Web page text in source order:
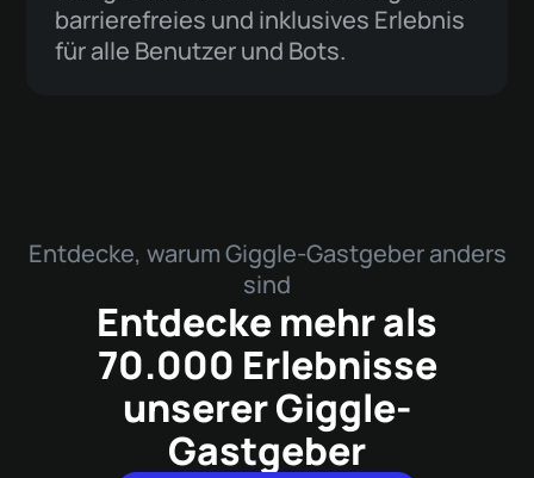
barrierefreies und inklusives Erlebnis
für alle Benutzer und Bots.
Entdecke, warum Giggle-Gastgeber anders
sind
Entdecke mehr als
70.000 Erlebnisse
unserer Giggle-
Gastgeber